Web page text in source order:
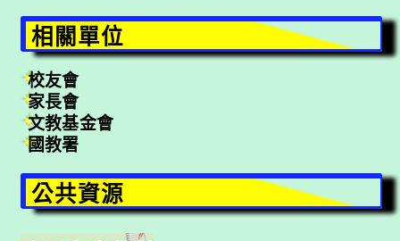
相關單位
校友會
家長會
文教基金會
國教署
公共資源